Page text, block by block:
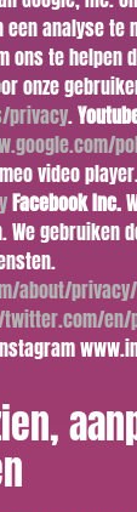
analyse te
ons te helpen
onze
privacy.
video
Facebook Inc.
We gebruiken
about/privacy/
en/